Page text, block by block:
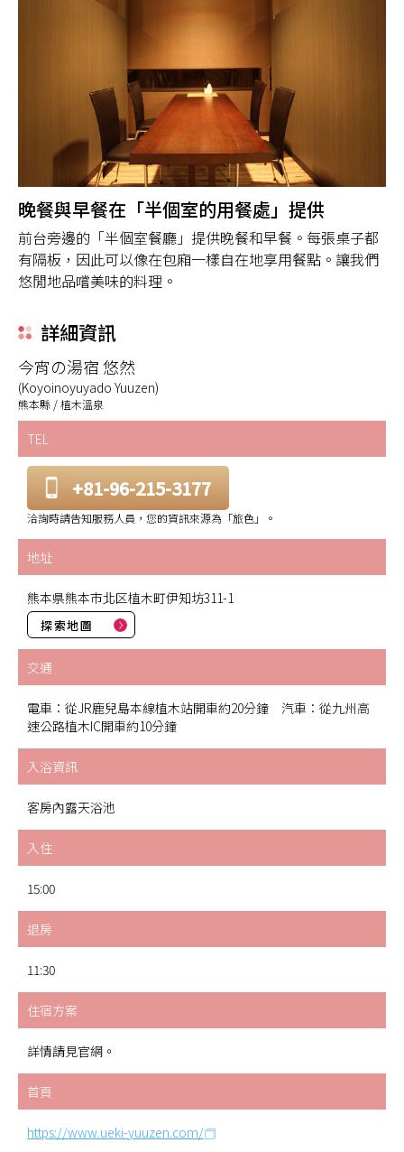
晚餐與早餐在「半個室的用餐處」提供
前台旁邊的「半個室餐廳」提供晚餐和早餐。每張桌子都
有隔板，因此可以像在包廂一樣自在地享用餐點。讓我們
悠閒地品嚐美味的料理。
詳細資訊
今宵の湯宿 悠然
(Koyoinoyuyado Yuuzen)
熊本縣 / 植木溫泉
TEL
+81-96-215-3177
洽詢時請告知服務人員，您的資訊來源為「旅色」。
地址
熊本県熊本市北区植木町伊知坊311-1
探索地圖
交通
電車：從JR鹿兒島本線植木站開車約20分鐘 汽車：從九州高
速公路植木IC開車約10分鐘
入浴資訊
客房內露天浴池
入住
15:00
退房
11:30
住宿方案
詳情請見官網。
首頁
https://www.ueki-yuuzen.com/